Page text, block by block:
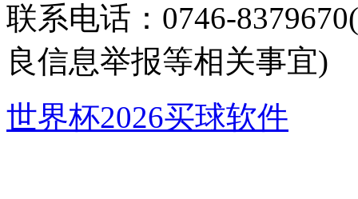
联系电话：0746-
良信息举报等相关事宜)
世界杯2026买球软件